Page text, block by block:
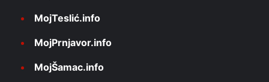
MojTeslić.info
MojPrnjavor.info
MojŠamac.info